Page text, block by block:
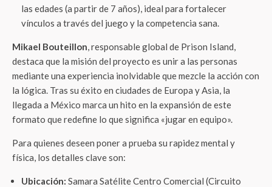
las edades (a partir de 7 años), ideal para fortalecer
vínculos a través del juego y la competencia sana.
Mikael Bouteillon, responsable global de Prison Island,
destaca que la misión del proyecto es unir a las personas
mediante una experiencia inolvidable que mezcle la acción con
la lógica. Tras su éxito en ciudades de Europa y Asia, la
llegada a México marca un hito en la expansión de este
formato que redefine lo que significa «jugar en equipo».
Para quienes deseen poner a prueba su rapidez mental y
física, los detalles clave son:
Ubicación: Samara Satélite Centro Comercial (Circuito